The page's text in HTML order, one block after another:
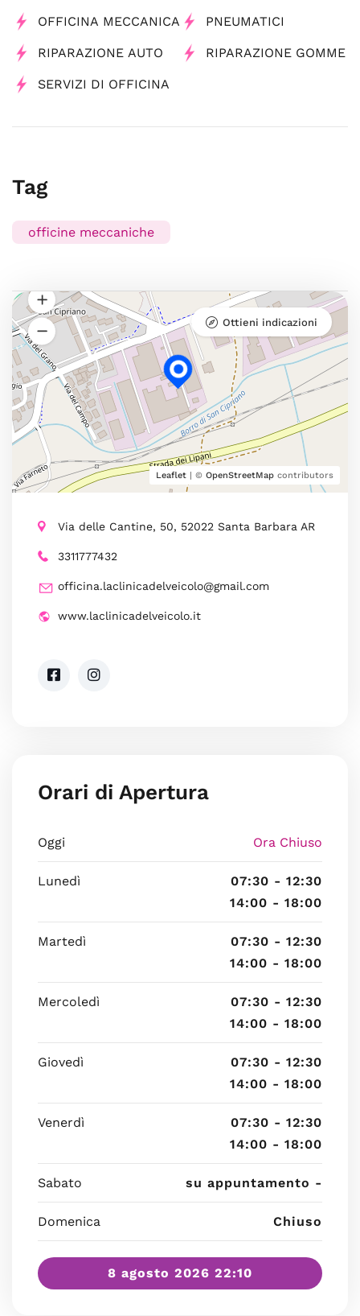
OFFICINA MECCANICA PNEUMATICI
RIPARAZIONE AUTO RIPARAZIONE GOMME
SERVIZI DI OFFICINA
Tag
officine meccaniche
Leaflet | © OpenStreetMap contributors
Ottieni indicazioni
Via delle Cantine, 50, 52022 Santa Barbara AR
3311777432
officina.laclinicadelveicolo@gmail.com
www.laclinicadelveicolo.it
Orari di Apertura
Oggi Ora Chiuso
Lunedì
07:30 - 12:30
14:00 - 18:00
Martedì
07:30 - 12:30
14:00 - 18:00
Mercoledì
07:30 - 12:30
14:00 - 18:00
Giovedì
07:30 - 12:30
14:00 - 18:00
Venerdì
07:30 - 12:30
14:00 - 18:00
Sabato su appuntamento -
Domenica Chiuso
8 agosto 2026 22:10